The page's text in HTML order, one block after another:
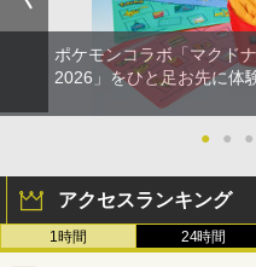
ポケモンコラボ「マクド
2026」をひと足お先に体
● ● ●
アクセスランキング
1時間 24時間